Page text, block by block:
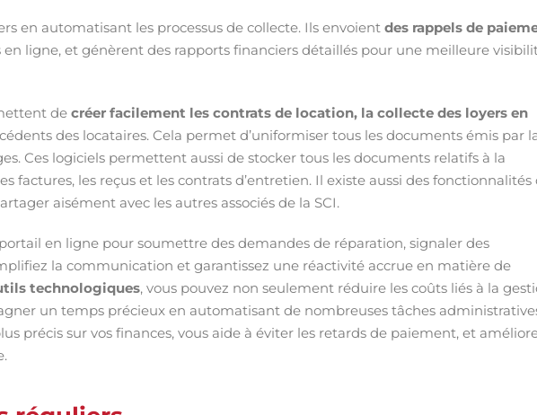
en automatisant les processus de collecte. Ils envoient des rappels de
ligne, et génèrent des rapports financiers détaillés pour une meilleure
de créer facilement les contrats de location, la collecte des loyers en
des locataires. Cela permet d’uniformiser tous les documents émis par
Ces logiciels permettent aussi de stocker tous les documents relatifs à la
factures, les reçus et les contrats d’entretien. Il existe aussi des fonctionnalités
aisément avec les autres associés de la SCI.
en ligne pour soumettre des demandes de réparation, signaler des
la communication et garantissez une réactivité accrue en matière de
technologiques, vous pouvez non seulement réduire les coûts liés à la
un temps précieux en automatisant de nombreuses tâches
précis sur vos finances, vous aide à éviter les retards de paiement, et